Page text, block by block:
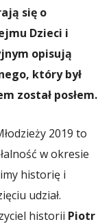
się o
Dzieci i
opisują
który był
został posłem.
2019 to
w okresie
historię i
udział.
historii Piotr